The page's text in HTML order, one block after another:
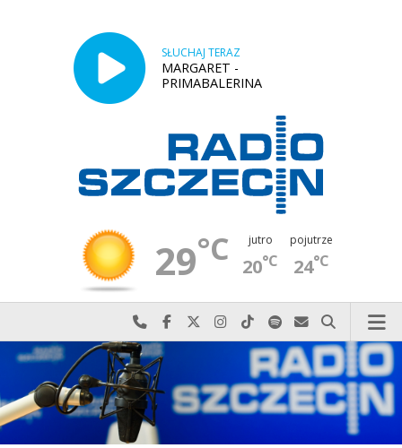
SŁUCHAJ TERAZ
MARGARET -
PRIMABALERINA
29°C jutro
20°C
pojutrze
24°C
Najlepiej po prostu do nas zadzwoń
Odwiedź nas na Facebook-u
Odwiedź nas na X
Odwiedź nas na Instagram-ie
Odwiedź nas na TikTok-u
Szukaj nas na Spotify
Wyślij do nas
Szukaj